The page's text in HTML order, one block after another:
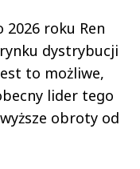
roku Ren
dystrybucji
to możliwe,
lider tego
obroty od